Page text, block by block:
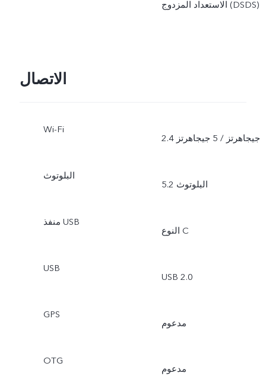
الاستعداد المزدوج (DSDS)
الاتصال
Wi-Fi
2.4 جيجاهرتز / 5 جيجاهرتز
البلوتوث
البلوتوث 5.2
منفذ USB
النوع C
USB
USB 2.0
GPS
مدعوم
OTG
مدعوم